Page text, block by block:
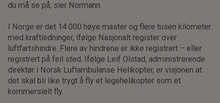
du må se på, sier Normann.
I Norge er det 14 000 høye master og flere tusen kilometer
med kraftledninger, ifølge Nasjonalt register over
luftfartshindre. Flere av hindrene er ikke registrert – eller
registrert på feil sted. Ifølge Leif Olstad, administrerende
direktør i Norsk Luftambulanse Helikopter, er visjonen at
det skal bli like trygt å fly et legehelikopter som et
kommersielt fly.